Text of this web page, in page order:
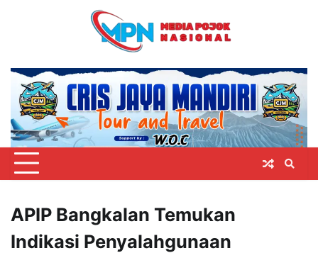
APIP Bangkalan Temukan
Indikasi Penyalahgunaan